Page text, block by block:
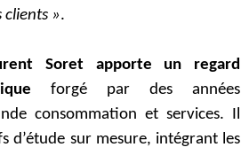
clients ».
Soret apporte un regard
forgé par des années
consommation et services. Il
d’étude sur mesure, intégrant les